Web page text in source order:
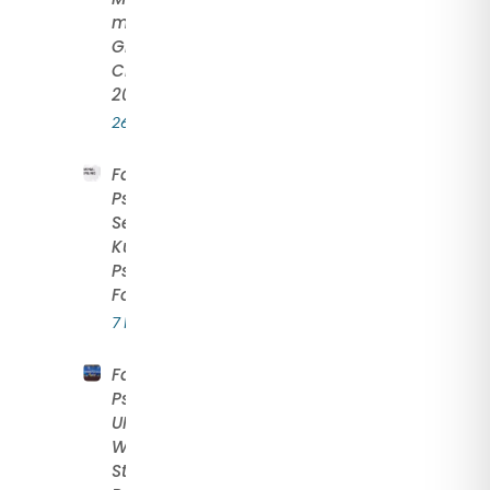
melalui
Global
Challenge
2026
26 May 2026
Fakultas
Psikologi UNS
Selenggarakan
Kuliah Umum
Psikologi
Forensik
7 May 2026
Fakultas
Psikologi
UNS Gelar
Workshop
Strategi